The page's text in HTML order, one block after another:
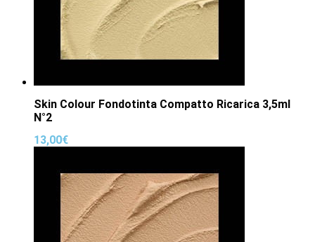
Skin Colour Fondotinta Compatto Ricarica 3,5ml
N°2
13,00€